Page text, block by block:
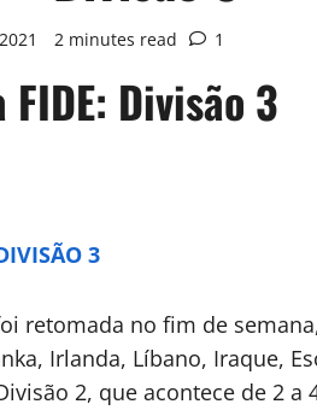
2 minutes read 1
Divisão 3
3
retomada no fim de
Irlanda, Líbano, Iraque,
2, que acontece de 2